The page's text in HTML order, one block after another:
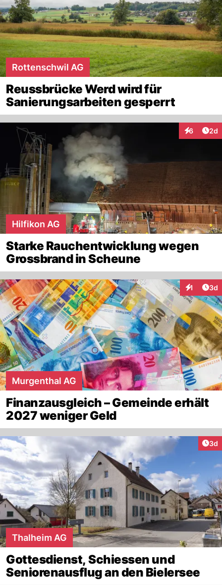
Rottenschwil AG
Reussbrücke Werd wird für
Sanierungsarbeiten gesperrt
6 2d
Hilfikon AG
Starke Rauchentwicklung wegen
Grossbrand in Scheune
1 3d
Murgenthal AG
Finanzausgleich – Gemeinde erhält
2027 weniger Geld
3d
Thalheim AG
Gottesdienst, Schiessen und
Seniorenausflug an den Bielersee